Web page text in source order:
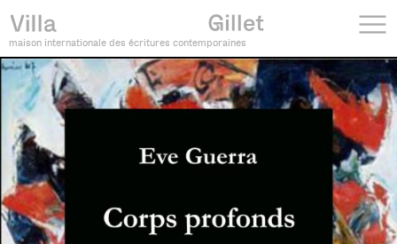
maison internationale des écritures contemporaines